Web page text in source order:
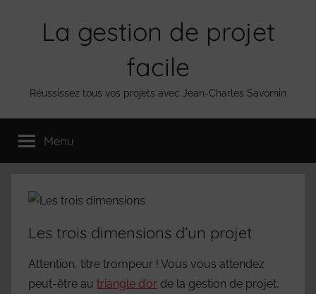
La gestion de projet
facile
Réussissez tous vos projets avec Jean-Charles Savornin
Menu
Les trois dimensions d’un projet
Attention, titre trompeur ! Vous vous attendez
peut-être au triangle d’or de la gestion de projet,